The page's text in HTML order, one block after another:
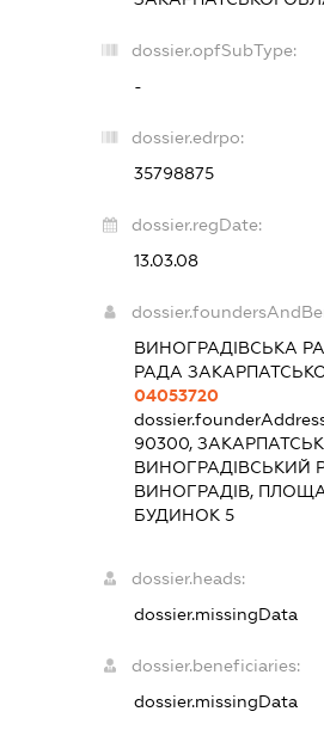
dossier.opfSubType:
-
dossier.edrpo:
35798875
dossier.regDate:
13.03.08
ВИНОГРАДІВСЬКА
РАДА
04053720
90300,
ВИНОГРАДІВСЬКИЙ
ВИНОГРАДІВ,
БУДИНОК 5
dossier.heads:
dossier.missingData
dossier.beneficiaries:
dossier.missingData